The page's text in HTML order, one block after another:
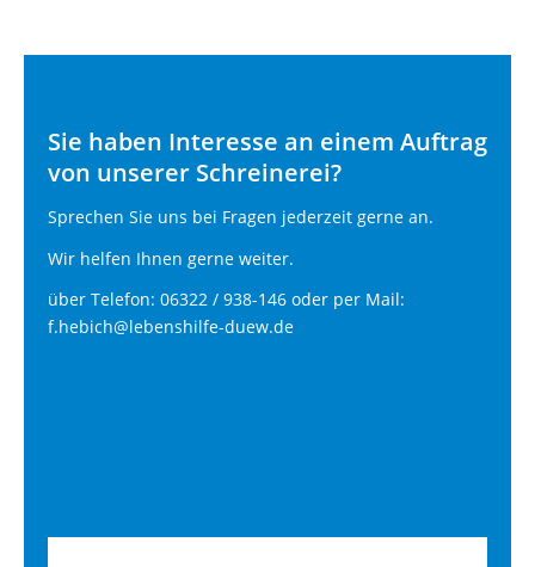
Sie haben Interesse an einem Auftrag
von unserer Schreinerei?
Sprechen Sie uns bei Fragen jederzeit gerne an.
Wir helfen Ihnen gerne weiter.
über Telefon: 06322 / 938-146 oder per Mail:
f.hebich@lebenshilfe-duew.de